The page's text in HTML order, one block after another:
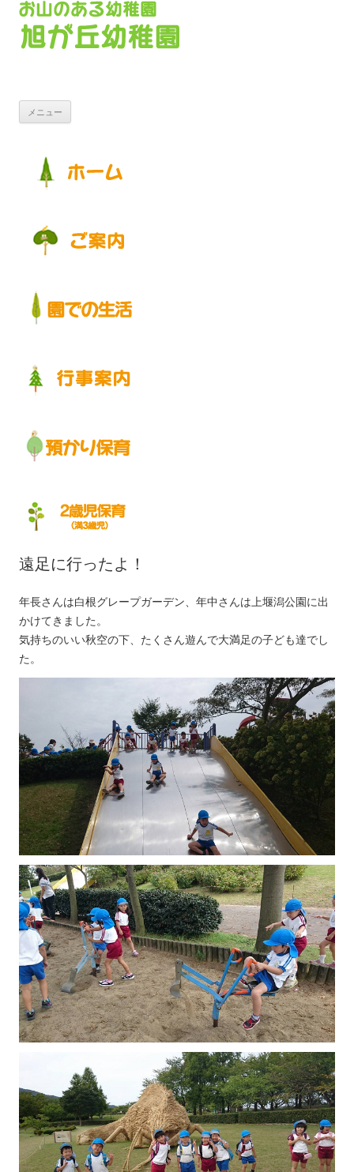
メニュー
遠足に行ったよ！
年長さんは白根グレープガーデン、年中さんは上堰潟公園に出
かけてきました。
気持ちのいい秋空の下、たくさん遊んで大満足の子ども達でし
た。